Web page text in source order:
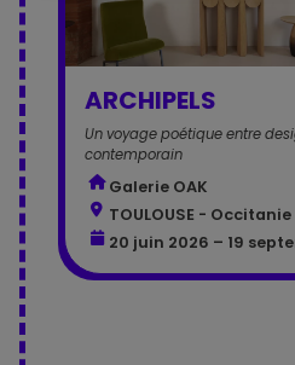
ARCHIPELS
Un voyage poétique entre
contemporain
Galerie OAK
TOULOUSE - Occitanie
20 juin 2026 – 19